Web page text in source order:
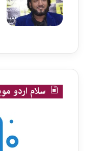
سلام اردو